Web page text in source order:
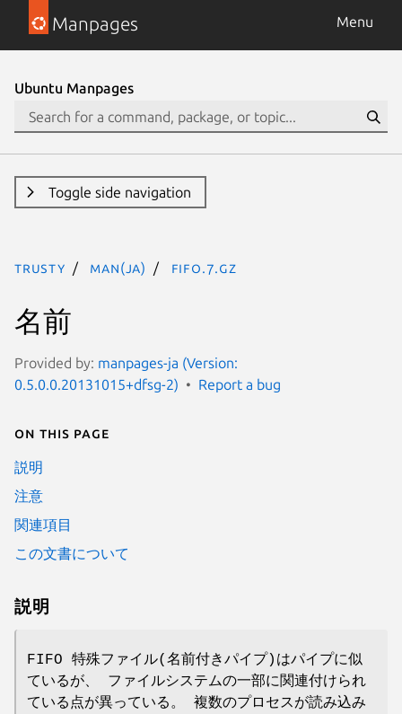
Manpages Menu
Ubuntu Manpages
Toggle side navigation
trusty man(ja) fifo.7.gz
名前
Provided by: manpages-ja (Version:
0.5.0.0.20131015+dfsg-2)
Report a bug
On this page
説明
注意
関連項目
この文書について
説明
FIFO 特殊ファイル(名前付きパイプ)はパイプに似
ているが、 ファイルシステムの一部に関連付けられ
ている点が異っている。 複数のプロセスが読み込み